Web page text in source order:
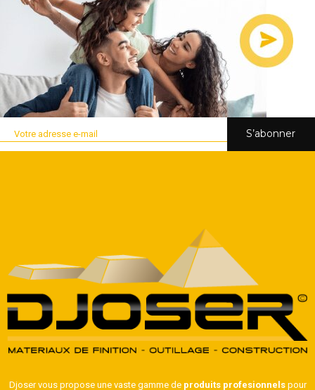
S’abonner
Djoser vous propose une vaste gamme de produits profesionnelspour